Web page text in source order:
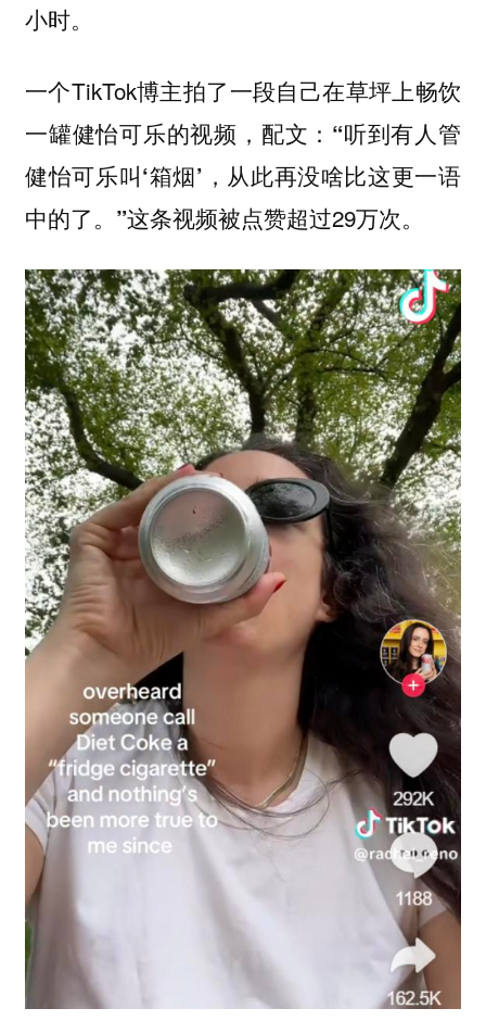
小时。
一个TikTok博主拍了一段自己在草坪上畅饮
一罐健怡可乐的视频，配文： “听到有人管
健怡可乐叫‘箱烟’，从此再没啥比这更一语
中的了。”这条视频被点赞超过29万次。